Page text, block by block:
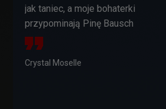
jak taniec, a moje bohaterki
przypominają Pinę Bausch
Crystal Moselle